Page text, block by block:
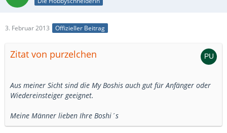
3. Februar 2013 Offizieller Beitrag
Zitat von purzelchen
Aus meiner Sicht sind die My Boshis auch gut für Anfänger oder
Wiedereinsteiger geeignet.
Meine Männer lieben Ihre Boshi´s